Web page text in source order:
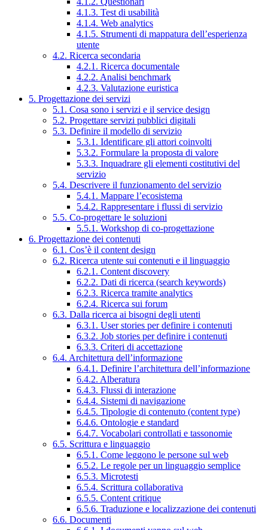
4.1.3. Test di usabilità
4.1.4. Web analytics
4.1.5. Strumenti di mappatura dell’esperienza
utente
4.2. Ricerca secondaria
4.2.1. Ricerca documentale
4.2.2. Analisi benchmark
4.2.3. Valutazione euristica
5. Progettazione dei servizi
5.1. Cosa sono i servizi e il service design
5.2. Progettare servizi pubblici digitali
5.3. Definire il modello di servizio
5.3.1. Identificare gli attori coinvolti
5.3.2. Formulare la proposta di valore
5.3.3. Inquadrare gli elementi costitutivi del
servizio
5.4. Descrivere il funzionamento del servizio
5.4.1. Mappare l’ecosistema
5.4.2. Rappresentare i flussi di servizio
5.5. Co-progettare le soluzioni
5.5.1. Workshop di co-progettazione
6. Progettazione dei contenuti
6.1. Cos’è il content design
6.2. Ricerca utente sui contenuti e il linguaggio
6.2.1. Content discovery
6.2.2. Dati di ricerca (search keywords)
6.2.3. Ricerca tramite analytics
6.2.4. Ricerca sui forum
6.3. Dalla ricerca ai bisogni degli utenti
6.3.1. User stories per definire i contenuti
6.3.2. Job stories per definire i contenuti
6.3.3. Criteri di accettazione
6.4. Architettura dell’informazione
6.4.1. Definire l’architettura dell’informazione
6.4.2. Alberatura
6.4.3. Flussi di interazione
6.4.4. Sistemi di navigazione
6.4.5. Tipologie di contenuto (content type)
6.4.6. Ontologie e standard
6.4.7. Vocabolari controllati e tassonomie
6.5. Scrittura e linguaggio
6.5.1. Come leggono le persone sul web
6.5.2. Le regole per un linguaggio semplice
6.5.3. Microtesti
6.5.4. Scrittura collaborativa
6.5.5. Content critique
6.5.6. Traduzione e localizzazione dei contenuti
6.6. Documenti